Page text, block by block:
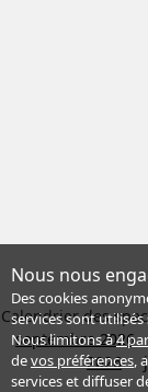
Calendrier des
septembre 2026
2026
Nous nous
Des cookies
services sont utilisés
Nous limitons à4
devos préférences,
services et diffuser